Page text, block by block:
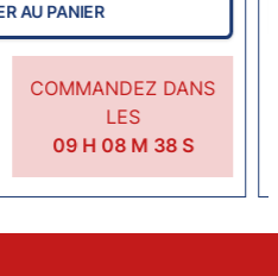
COMMANDEZ DANS
LES
09H 08M 38S
AU PANIER